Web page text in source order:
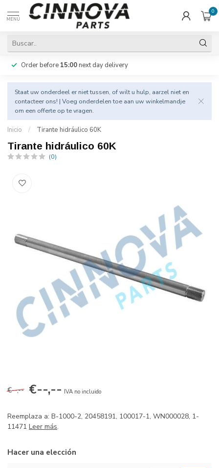
MENÚ
0
Order before 15:00next day delivery
Staat uw onderdeel er niet tussen, of wilt u hulp, aarzel niet en
contacteer ons! | Voeg onderdelen toe aan uw winkelmandje
om een offerte op te vragen.
Inicio / Tirante hidráulico 60K
Tirante hidráulico 60K
(0)
€--,-- €--,-- IVA no incluido
Reemplaza a: B-1000-2, 20458191, 100017-1, WN000028, 1-
11471 Leer más.
Hacer una elección